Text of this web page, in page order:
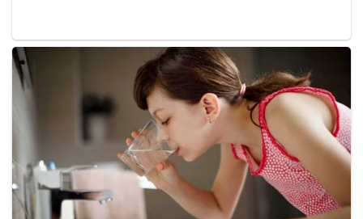
menurun drastis.
Rumor mengenai kepindahan Fati semakin menguat
dengan ketertarikan klub-klub Liga Primer yang
tengah mencari opsi serangan segar.
Beberapa tim elit, seperti Fulham dan Crystal Palace,
dilaporkan sedang mengamati situasi Fati sebagai
peluang untuk mengembangkan potensi yang masih
dimiliki.